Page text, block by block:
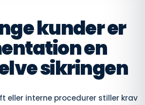
kunder er
en
sikringen
eller interne procedurer stiller krav